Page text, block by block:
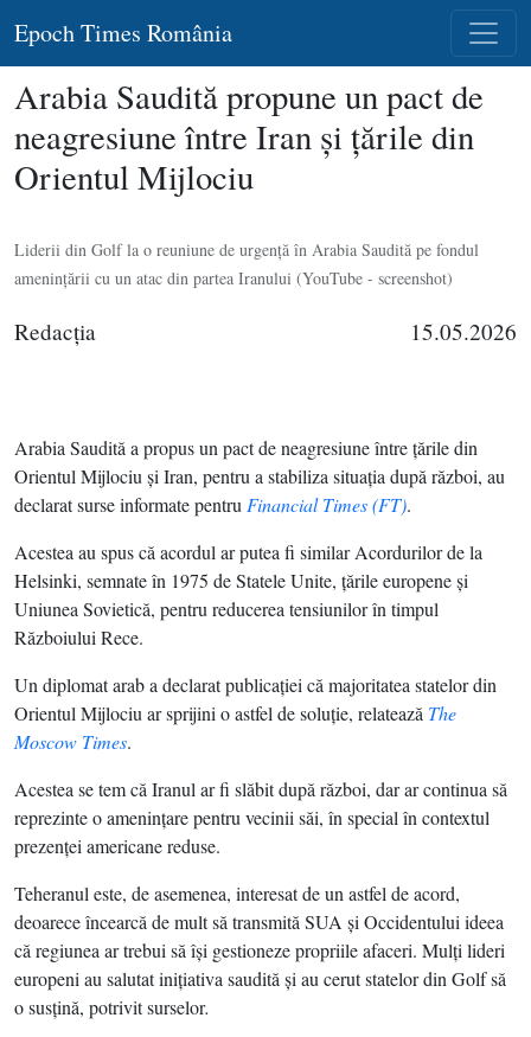
Epoch Times România
Arabia Saudită propune un pact de
neagresiune între Iran şi ţările din
Orientul Mijlociu
Liderii din Golf la o reuniune de urgenţă în Arabia Saudită pe fondul
ameninţării cu un atac din partea Iranului (YouTube - screenshot)
Redacţia 15.05.2026
Arabia Saudită a propus un pact de neagresiune între ţările din
Orientul Mijlociu şi Iran, pentru a stabiliza situaţia după război, au
declarat surse informate pentru Financial Times (FT).
Acestea au spus că acordul ar putea fi similar Acordurilor de la
Helsinki, semnate în 1975 de Statele Unite, ţările europene şi
Uniunea Sovietică, pentru reducerea tensiunilor în timpul
Războiului Rece.
Un diplomat arab a declarat publicaţiei că majoritatea statelor din
Orientul Mijlociu ar sprijini o astfel de soluţie, relatează The
Moscow Times.
Acestea se tem că Iranul ar fi slăbit după război, dar ar continua să
reprezinte o ameninţare pentru vecinii săi, în special în contextul
prezenţei americane reduse.
Teheranul este, de asemenea, interesat de un astfel de acord,
deoarece încearcă de mult să transmită SUA şi Occidentului ideea
că regiunea ar trebui să îşi gestioneze propriile afaceri. Mulţi lideri
europeni au salutat iniţiativa saudită şi au cerut statelor din Golf să
o susţină, potrivit surselor.